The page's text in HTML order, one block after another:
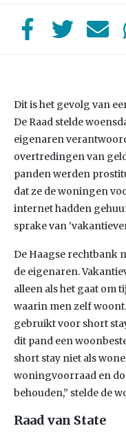
Dit is het gevolg van
De Raad stelde
eigenaren
overtredingen van
panden werden
dat ze de woningen
internet hadden
sprake van
De Haagse rechtbank
de eigenaren.
alleen als het gaat om
waarin men zelf
gebruikt voor short
dit pand een
short stay niet als
woningvoorraad en
behouden,” stelde de
Raad van State